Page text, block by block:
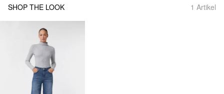
SHOP THE LOOK 1 Artikel